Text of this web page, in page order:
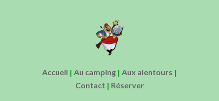
Accueil | Au camping | Aux alentours |
Contact | Réserver